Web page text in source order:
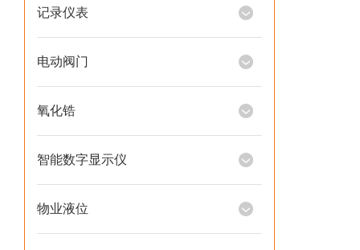
记录仪表
电动阀门
氧化锆
智能数字显示仪
物业液位